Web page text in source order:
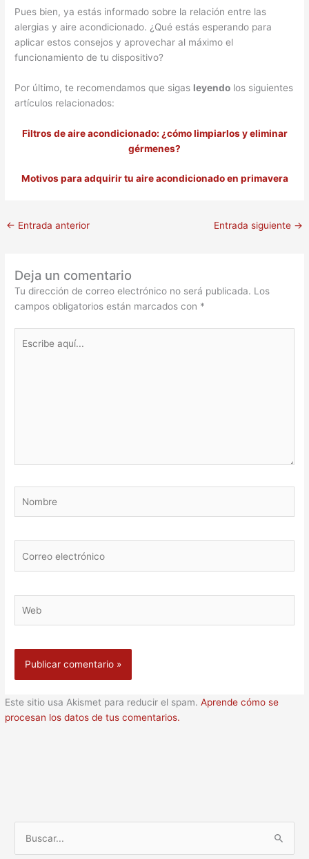
Pues bien, ya estás informado sobre la relación entre las
alergias y aire acondicionado. ¿Qué estás esperando para
aplicar estos consejos y aprovechar al máximo el
funcionamiento de tu dispositivo?
Por último, te recomendamos que sigas leyendo los siguientes
artículos relacionados:
Filtros de aire acondicionado: ¿cómo limpiarlos y eliminar
gérmenes?
Motivos para adquirir tu aire acondicionado en primavera
← Entrada anterior Entrada siguiente →
Deja un comentario
Tu dirección de correo electrónico no será publicada. Los
campos obligatorios están marcados con *
aquí...
electrónico
Este sitio usa Akismet para reducir el spam.Aprende cómo se
procesan los datos de tus comentarios.